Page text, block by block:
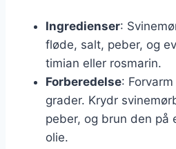
Ingredienser:
fløde, salt, peber, og
timian eller rosmarin.
Forberedelse:
grader. Krydr
peber, og brun den på
olie.